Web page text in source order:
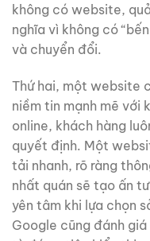
không có website,
nghĩa vì không có
và chuyển đổi.
Thứ hai, một website
niềm tin mạnh mẽ với
online, khách hàng
quyết định. Một
tải nhanh, rõ ràng
nhất quán sẽ tạo ấn
yên tâm khi lựa chọn
Google cũng đánh